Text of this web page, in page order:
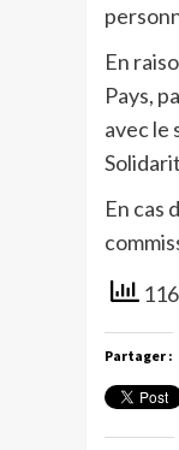
En
Pays,
avec le
En cas
Partager :